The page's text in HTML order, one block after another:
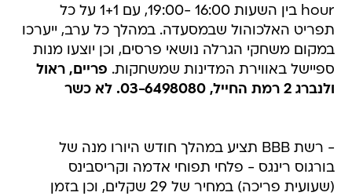
hour בין השעות 16:00 -19:00, עם 1+1 על כל
תפריט האלכוהול שבמסעדה. במהלך כל ערב, ייערכו
במקום משחקי הגרלה נושאי פרסים, וכן יוצעו מנות
ספיישל באווירת המדינות שמשחקות. פריים, ראול
ולנברג 2 רמת החייל, 03-6498080. לא כשר
- רשת BBB תציע במהלך חודש היורו מנה של
בורגוס רינגס - פלחי תפוחי אדמה וקריסבינס
(שעועית פריכה) במחיר של 29 שקלים, וכן בזמן